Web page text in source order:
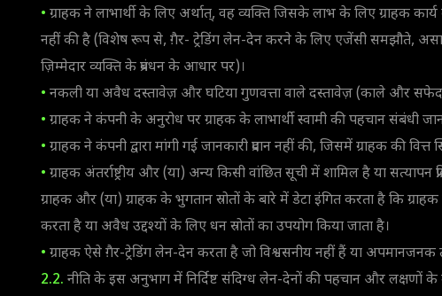
• ग्राहक ने लाभार्थी के लिए अर्थात्, वह व्यक्ति जिसके लाभ के लिए ग्राहक कार्य
नहीं की है (विशेष रूप से, ग़ैर- ट्रेडिंग लेन-देन करने के लिए एजेंसी समझौते,
ज़िम्मेदार व्यक्ति के प्रबंधन के आधार पर)।
• नकली या अवैध दस्तावेज़ और घटिया गुणवत्ता वाले दस्तावेज़ (काले और सफेद,
• ग्राहक ने कंपनी के अनुरोध पर ग्राहक के लाभार्थी स्वामी की पहचान संबंधी
• ग्राहक ने कंपनी द्वारा मांगी गई जानकारी प्रदान नहीं की, जिसमें ग्राहक की वित्त
• ग्राहक अंतर्राष्ट्रीय और (या) अन्य किसी वांछित सूची में शामिल है या सत्यापन
ग्राहक और (या) ग्राहक के भुगतान स्रोतों के बारे में डेटा इंगित करता है कि ग्राहक
करता है या अवैध उद्दश्यों के लिए धन स्रोतों का उपयोग किया जाता है।
• ग्राहक ऐसे ग़ैर-ट्रेडिंग लेन-देन करता है जो विश्वसनीय नहीं हैं या अपमानजनक
2.2. नीति के इस अनुभाग में निर्दिष्ट संदिग्ध लेन-देनों की पहचान और लक्षणों